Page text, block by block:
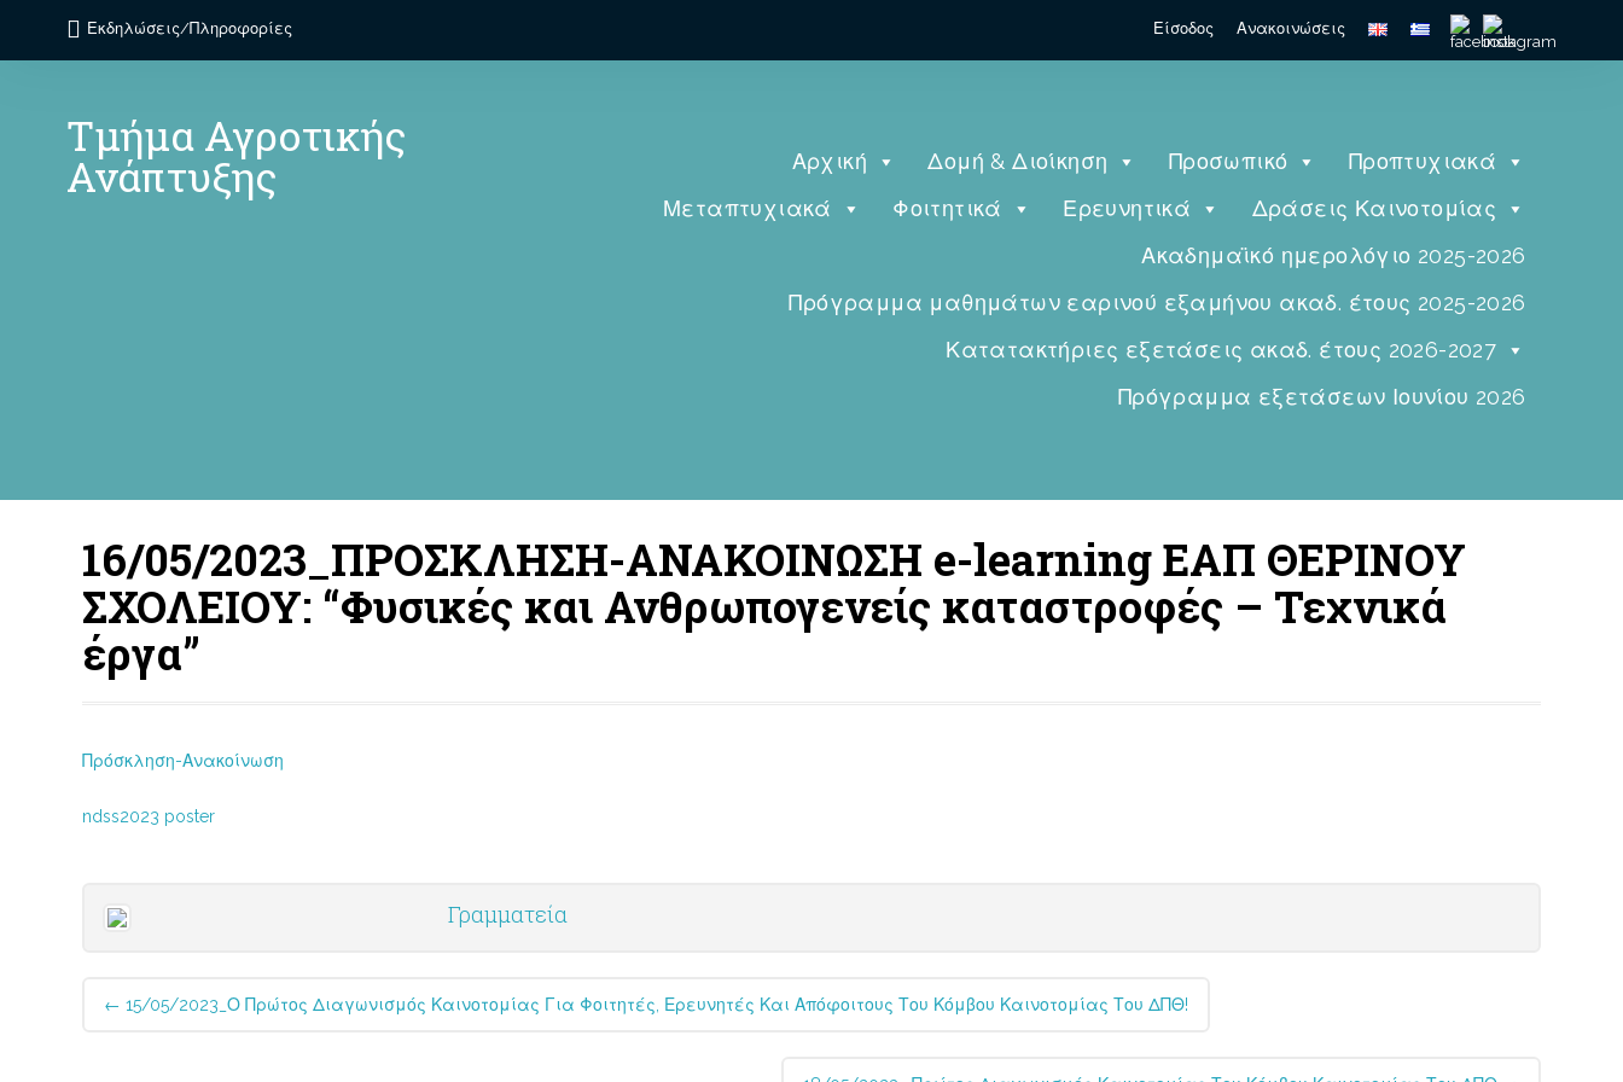
Εκδηλώσεις/Πληροφορίες Είσοδος Ανακοινώσεις
Τμήμα Αγροτικής
Ανάπτυξης Αρχική Δομή & Διοίκηση Προσωπικό
Προπτυχιακά
Μεταπτυχιακά
Φοιτητικά Ερευνητικά
Δράσεις Καινοτομίας
Ακαδημαϊκό ημερολόγιο 2025-2026
Πρόγραμμα μαθημάτων εαρινού εξαμήνου ακαδ. έτους 2025-2026
Κατατακτήριες εξετάσεις ακαδ. έτους 2026-2027
Πρόγραμμα εξετάσεων Ιουνίου 2026
16/05/2023_ΠΡΟΣΚΛΗΣΗ-ΑΝΑΚΟΙΝΩΣΗ e-learning ΕΑΠ ΘΕΡΙΝΟΥ
ΣΧΟΛΕΙΟΥ: “Φυσικές και Ανθρωπογενείς καταστροφές – Τεχνικά
έργα”
Πρόσκληση-Ανακοίνωση
ndss2023 poster
Γραμματεία
Post
navigation
← 15/05/2023_Ο Πρώτος Διαγωνισμός Καινοτομίας Για Φοιτητές, Ερευνητές Και Απόφοιτους Του Κόμβου Καινοτομίας Του ΔΠΘ!